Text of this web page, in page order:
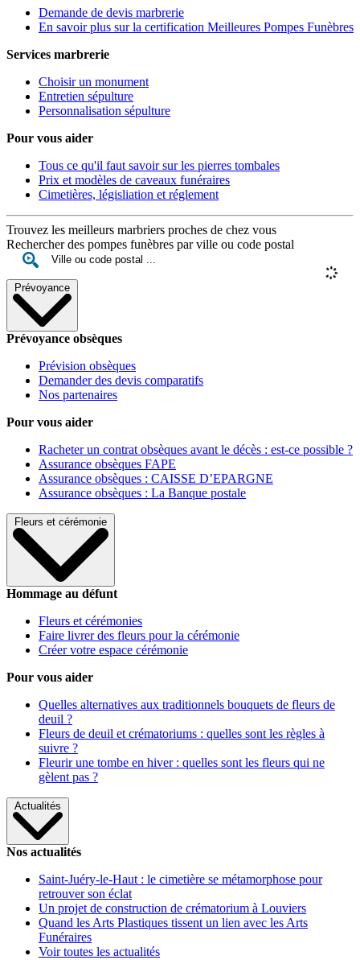
Demande de devis marbrerie
En savoir plus sur la certification Meilleures Pompes Funèbres
Services marbrerie
Choisir un monument
Entretien sépulture
Personnalisation sépulture
Pour vous aider
Tous ce qu'il faut savoir sur les pierres tombales
Prix et modèles de caveaux funéraires
Cimetières, législiation et réglement
Trouvez les meilleurs marbriers proches de chez vous
Rechercher des pompes funèbres par ville ou code postal
Prévoyance
Prévoyance obsèques
Prévision obsèques
Demander des devis comparatifs
Nos partenaires
Pour vous aider
Racheter un contrat obsèques avant le décès : est-ce possible ?
Assurance obsèques FAPE
Assurance obsèques : CAISSE D’EPARGNE
Assurance obsèques : La Banque postale
Fleurs et cérémonie
Hommage au défunt
Fleurs et cérémonies
Faire livrer des fleurs pour la cérémonie
Créer votre espace cérémonie
Pour vous aider
Quelles alternatives aux traditionnels bouquets de fleurs de
deuil ?
Fleurs de deuil et crématoriums : quelles sont les règles à
suivre ?
Fleurir une tombe en hiver : quelles sont les fleurs qui ne
gèlent pas ?
Actualités
Nos actualités
Saint-Juéry-le-Haut : le cimetière se métamorphose pour
retrouver son éclat
Un projet de construction de crématorium à Louviers
Quand les Arts Plastiques tissent un lien avec les Arts
Funéraires
Voir toutes les actualités